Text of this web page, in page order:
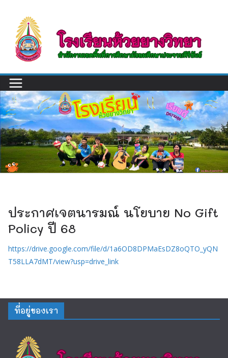
content
ประกาศเจตนารมณ์ นโยบาย No Gift
Policy ปี 68
https://drive.google.com/file/d/1a6OD8DPMaEsDZ8oQTO_yQN
T58LLA7dMT/view?usp=drive_link
ที่อยู่ของเรา